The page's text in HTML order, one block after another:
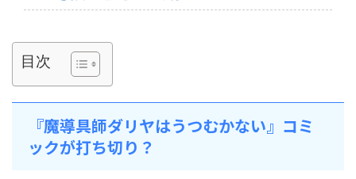
目次
『魔導具師ダリヤはうつむかない』コミ
ックが打ち切り？